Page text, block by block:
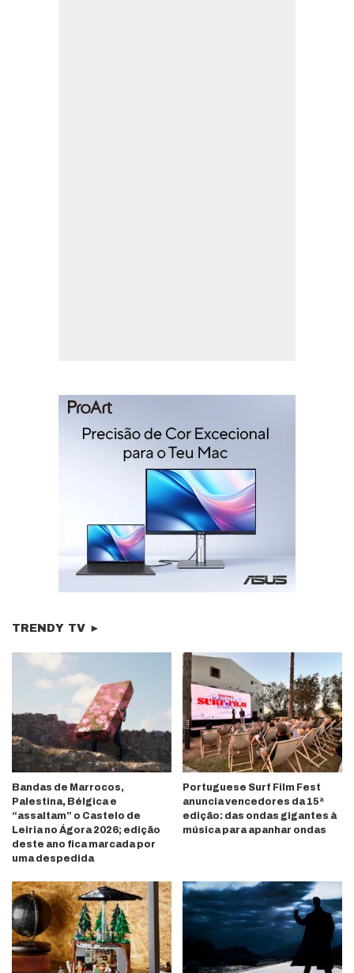
TRENDY TV ►
Bandas de Marrocos,
Palestina, Bélgica e
“assaltam” o Castelo de
Leiria no Ágora 2026; edição
deste ano fica marcada por
uma despedida
Portuguese Surf Film Fest
anuncia vencedores da 15ª
edição: das ondas gigantes à
música para apanhar ondas